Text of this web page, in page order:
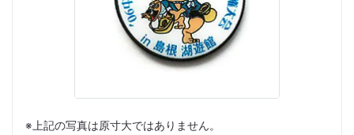
※上記の写真は原寸大ではありません。